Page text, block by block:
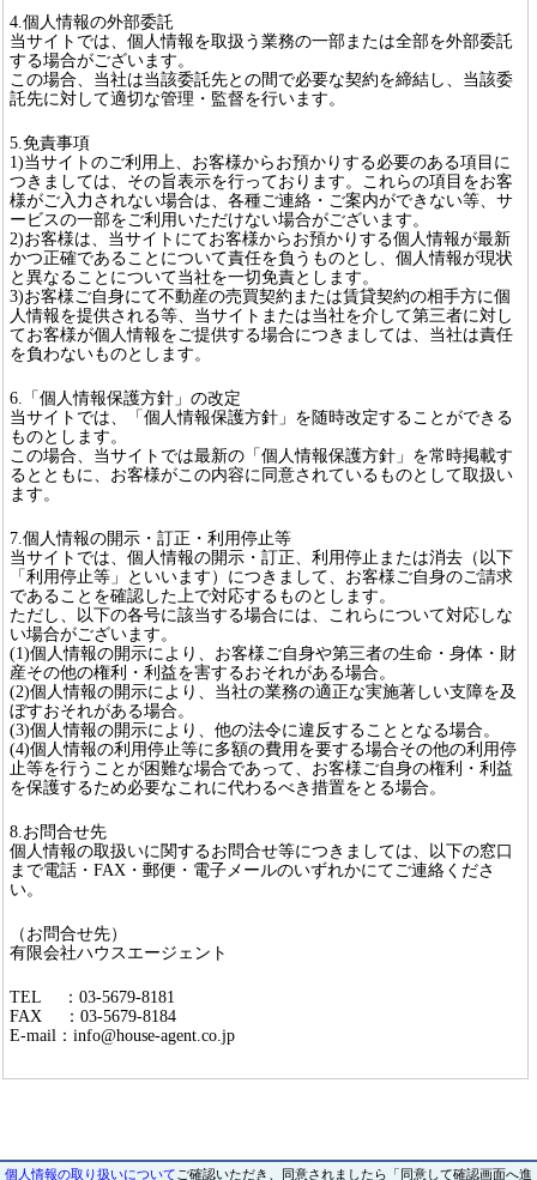
4.個人情報の外部委託
当サイトでは、個人情報を取扱う業務の一部または全部を外部委託
する場合がございます。
この場合、当社は当該委託先との間で必要な契約を締結し、当該委
託先に対して適切な管理・監督を行います。
5.免責事項
1)当サイトのご利用上、お客様からお預かりする必要のある項目に
つきましては、その旨表示を行っております。これらの項目をお客
様がご入力されない場合は、各種ご連絡・ご案内ができない等、サ
ービスの一部をご利用いただけない場合がございます。
2)お客様は、当サイトにてお客様からお預かりする個人情報が最新
かつ正確であることについて責任を負うものとし、個人情報が現状
と異なることについて当社を一切免責とします。
3)お客様ご自身にて不動産の売買契約または賃貸契約の相手方に個
人情報を提供される等、当サイトまたは当社を介して第三者に対し
てお客様が個人情報をご提供する場合につきましては、当社は責任
を負わないものとします。
6.「個人情報保護方針」の改定
当サイトでは、「個人情報保護方針」を随時改定することができる
ものとします。
この場合、当サイトでは最新の「個人情報保護方針」を常時掲載す
るとともに、お客様がこの内容に同意されているものとして取扱い
ます。
7.個人情報の開示・訂正・利用停止等
当サイトでは、個人情報の開示・訂正、利用停止または消去（以下
「利用停止等」といいます）につきまして、お客様ご自身のご請求
であることを確認した上で対応するものとします。
ただし、以下の各号に該当する場合には、これらについて対応しな
い場合がございます。
(1)個人情報の開示により、お客様ご自身や第三者の生命・身体・財
産その他の権利・利益を害するおそれがある場合。
(2)個人情報の開示により、当社の業務の適正な実施著しい支障を及
ぼすおそれがある場合。
(3)個人情報の開示により、他の法令に違反することとなる場合。
(4)個人情報の利用停止等に多額の費用を要する場合その他の利用停
止等を行うことが困難な場合であって、お客様ご自身の権利・利益
を保護するため必要なこれに代わるべき措置をとる場合。
8.お問合せ先
個人情報の取扱いに関するお問合せ等につきましては、以下の窓口
まで電話・FAX・郵便・電子メールのいずれかにてご連絡くださ
い。
（お問合せ先）
有限会社ハウスエージェント
TEL ：03-5679-8181
FAX ：03-5679-8184
E-mail：info@house-agent.co.jp
個人情報の取り扱いについて ご確認いただき、同意されましたら「同意して確認画面へ進